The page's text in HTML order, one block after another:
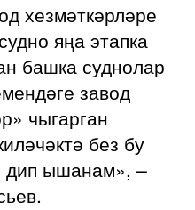
хезмәткәрләре
яңа этапка
башка суднолар
завод
чыгарган
без бу
дип ышанам», –